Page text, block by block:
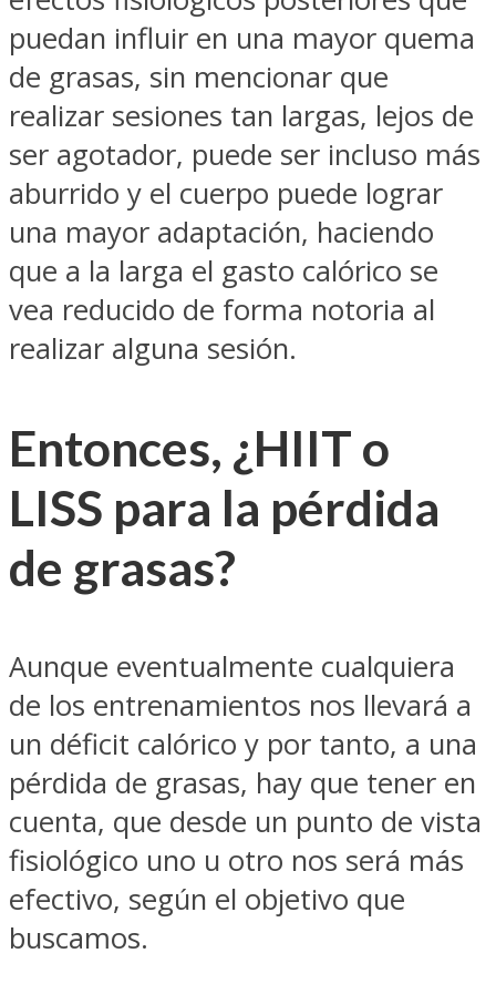
puedan influir en una mayor quema
de grasas, sin mencionar que
realizar sesiones tan largas, lejos de
ser agotador, puede ser incluso más
aburrido y el cuerpo puede lograr
una mayor adaptación, haciendo
que a la larga el gasto calórico se
vea reducido de forma notoria al
realizar alguna sesión.
Entonces, ¿HIIT o
LISS para la pérdida
de grasas?
Aunque eventualmente cualquiera
de los entrenamientos nos llevará a
un déficit calórico y por tanto, a una
pérdida de grasas, hay que tener en
cuenta, que desde un punto de vista
fisiológico uno u otro nos será más
efectivo, según el objetivo que
buscamos.